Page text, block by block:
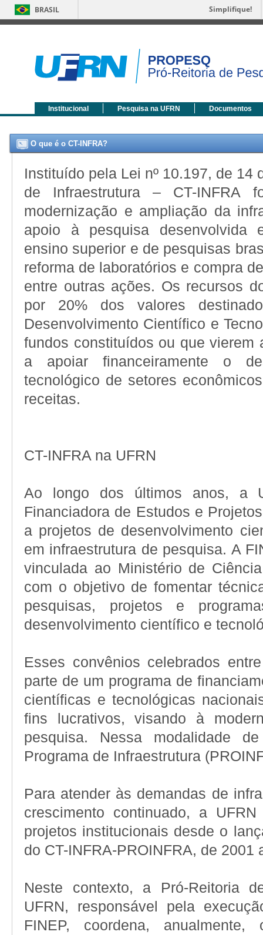
BRASIL Simplifique!
Institucional Pesquisa na UFRN Documentos
O que é o CT-INFRA?
Instituído pela Lei nº 10.197, de 14
de Infraestrutura – CT-INFRA
modernização e ampliação da
apoio à pesquisa desenvolvida
ensino superior e de pesquisas
reforma de laboratórios e compra
entre outras ações. Os recursos
por 20% dos valores
Desenvolvimento Científico e
fundos constituídos ou que
a apoiar financeiramente o
tecnológico de setores
receitas.
CT-INFRA na UFRN
Ao longo dos últimos anos, a
Financiadora de Estudos e
a projetos de desenvolvimento
em infraestrutura de pesquisa. A
vinculada ao Ministério de
com o objetivo de fomentar
pesquisas, projetos e
desenvolvimento científico e
Esses convênios celebrados
parte de um programa de
científicas e tecnológicas
fins lucrativos, visando à
pesquisa. Nessa modalidade
Programa de Infraestrutura
Para atender às demandas de
crescimento continuado, a
projetos institucionais desde o
do CT-INFRA-PROINFRA, de 2001
Neste contexto, a Pró-Reitoria
UFRN, responsável pela
FINEP, coordena,